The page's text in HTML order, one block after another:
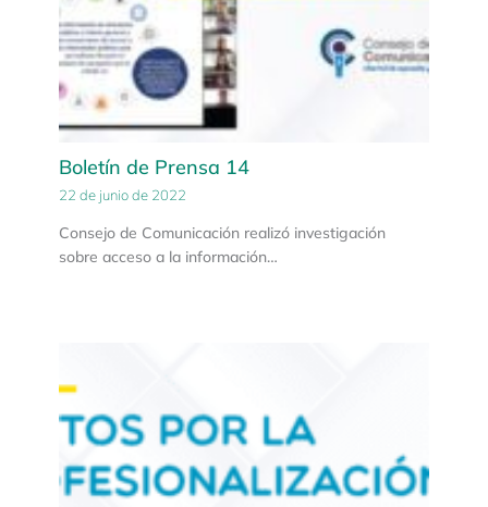
Boletín de Prensa 14
22 de junio de 2022
Consejo de Comunicación realizó investigación
sobre acceso a la información…